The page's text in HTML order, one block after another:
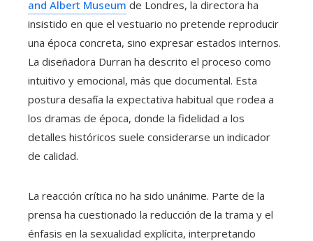
and Albert Museum de Londres, la directora ha
insistido en que el vestuario no pretende reproducir
una época concreta, sino expresar estados internos.
La diseñadora Durran ha descrito el proceso como
intuitivo y emocional, más que documental. Esta
postura desafía la expectativa habitual que rodea a
los dramas de época, donde la fidelidad a los
detalles históricos suele considerarse un indicador
de calidad.
La reacción crítica no ha sido unánime. Parte de la
prensa ha cuestionado la reducción de la trama y el
énfasis en la sexualidad explícita, interpretando